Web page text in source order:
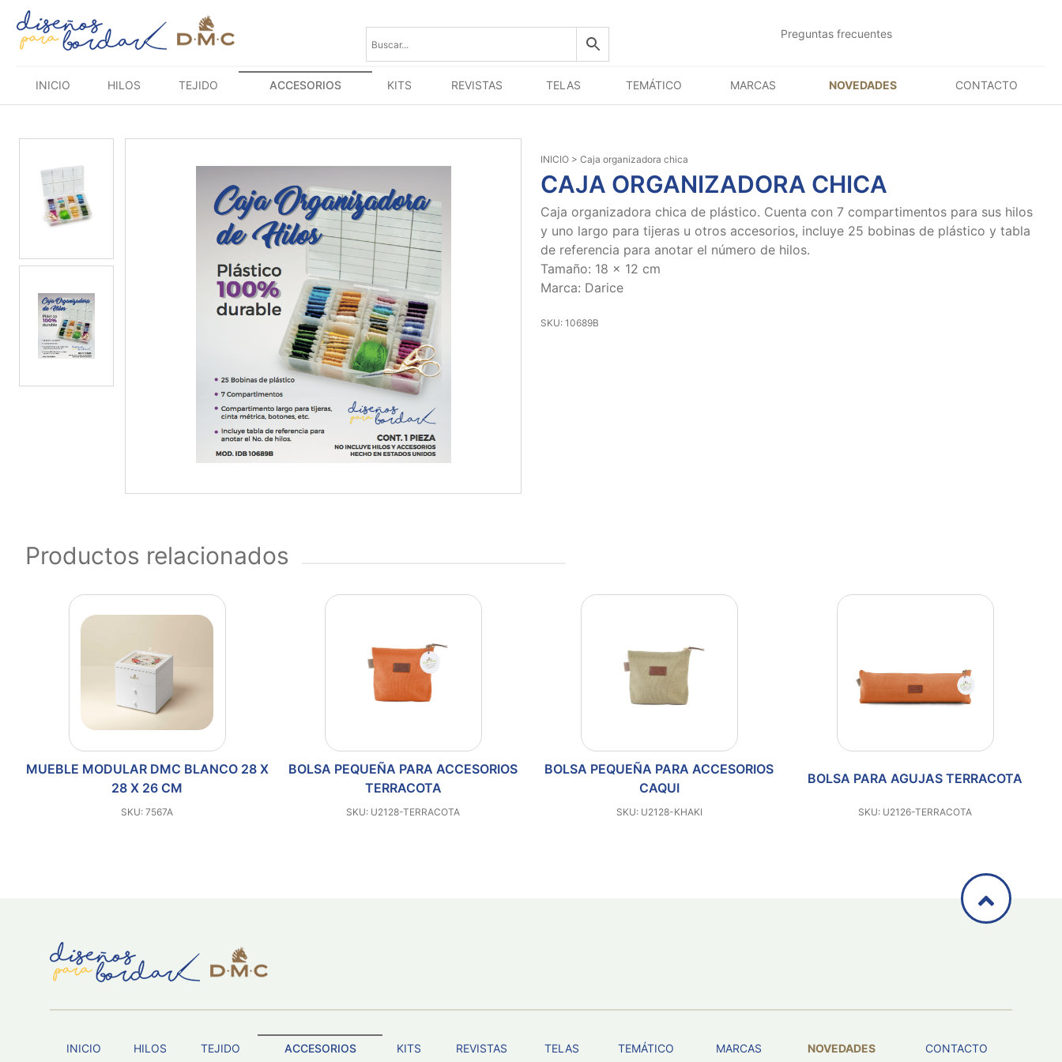
Saltar
contenido
Preguntas frecuentes
INICIO HILOS TEJIDO ACCESORIOS KITS REVISTAS TELAS TEMÁTICO MARCAS NOVEDADES CONTACTO
INICIO > Caja organizadora chica
CAJA ORGANIZADORA CHICA
Caja organizadora chica de plástico. Cuenta con 7 compartimentos para sus hilos
y uno largo para tijeras u otros accesorios, incluye 25 bobinas de plástico y tabla
de referencia para anotar el número de hilos.
Tamaño: 18 x 12 cm
Marca: Darice
SKU: 10689B
Productos relacionados
DMC BLANCO 28 X
BOLSA PEQUEÑA PARA ACCESORIOS
BOLSA PEQUEÑA PARA ACCESORIOS
BOLSA PARA AGUJAS TERRACOTA BOLSA PARA
INICIO HILOS TEJIDO ACCESORIOS KITS REVISTAS TELAS TEMÁTICO MARCAS NOVEDADES CONTACTO